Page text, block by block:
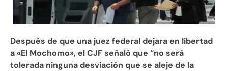
Después de que una juez federal dejara en libertad
a «El Mochomo», el CJF señaló que “no será
tolerada ninguna desviación que se aleje de la